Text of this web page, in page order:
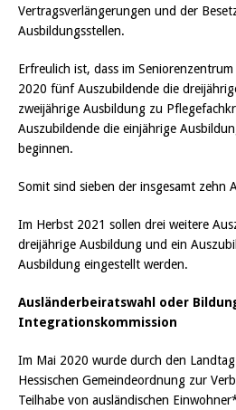
Vertragsverlängerungen und der
Ausbildungsstellen.
Erfreulich ist, dass im
2020 fünf Auszubildende die
zweijährige Ausbildung zu
Auszubildende die einjährige
beginnen.
Somit sind sieben der insgesamt zehn
Im Herbst 2021 sollen drei weitere
dreijährige Ausbildung und ein
Ausbildung eingestellt werden.
Ausländerbeiratswahl oder
Integrationskommission
Im Mai 2020 wurde durch den
Hessischen Gemeindeordnung zur
Teilhabe von ausländischen